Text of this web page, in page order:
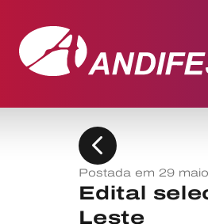
chevron_left
Postada em 29
Edital
Leste